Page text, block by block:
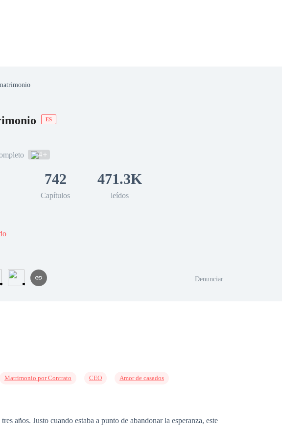
ES
4
742
Capítulos
471.3K
leídos
Denunciar
Matrimonio por Contrato CEO Amor de casados
años. Justo cuando estaba a punto de abandonar la esperanza, este